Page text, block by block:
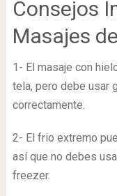
Consejos
Masajes
1- El masaje con
tela, pero debe usar
correctamente.
2- El frio extremo
así que no debes
freezer.